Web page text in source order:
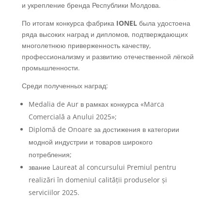
и укрепление бренда Республики Молдова.
По итогам конкурса фабрика IONELбыла удостоена
ряда высоких наград и дипломов, подтверждающих
многолетнюю приверженность качеству,
профессионализму и развитию отечественной лёгкой
промышленности.
Среди полученных наград:
Medalia de Aur в рамках конкурса «Marca
Comercială a Anului 2025»;
Diplomă de Onoare за достижения в категории
модной индустрии и товаров широкого
потребления;
звание Laureat al concursului Premiul pentru
realizări în domeniul calității produselor și
serviciilor 2025.